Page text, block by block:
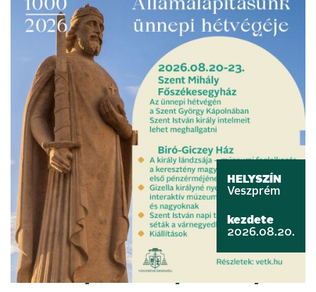
HELYSZÍN
Veszprém
kezdete
2026.08.20.
Államalapítás ünnepe a veszprémi